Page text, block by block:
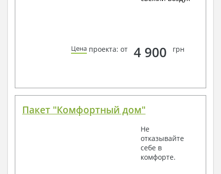
Цена проекта: от 4 900 грн
Пакет "Комфортный дом"
Не
отказывайте
себе в
комфорте.